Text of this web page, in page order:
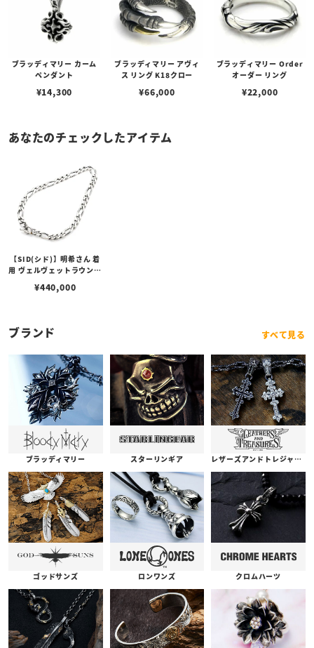
ブラッディマリー カーム
ペンダント
¥14,300
ブラッディマリー アヴィ
ス リング K18クロー
¥66,000
ブラッディマリー Order
オーダー リング
¥22,000
あなたのチェックしたアイテム
【SID(シド)】明希さん 着
用 ヴェルヴェットラウンジ
ネックレス
¥440,000
ブランド すべて見る
ブラッディマリー スターリンギア レザーズアンドトレジャーズ
ゴッドサンズ ロンワンズ クロムハーツ